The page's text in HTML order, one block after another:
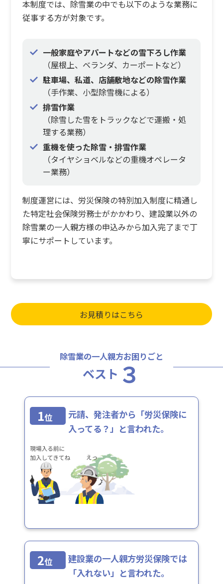
本制度では、除雪業の中でも以下のような業務に
従事する方が対象です。
一般家庭やアパートなどの雪下ろし作業
（屋根上、ベランダ、カーポートなど）
駐車場、私道、店舗敷地などの除雪作業
（手作業、小型除雪機による）
排雪作業
（除雪した雪をトラックなどで運搬・処
理する業務）
重機を使った除雪・排雪作業
（タイヤショベルなどの重機オペレータ
ー業務）
制度運営には、労災保険の特別加入制度に精通し
た特定社会保険労務士がかかわり、建設業以外の
除雪業の一人親方様の申込みから加入完了まで丁
寧にサポートしています。
お見積りはこちら
除雪業の一人親方お困りごと
ベスト ３
1位
元請、発注者から「労災保険に
入ってる？」と言われた。
2位
建設業の一人親方労災保険では
「入れない」と言われた。